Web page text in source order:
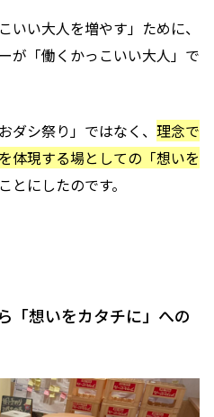
いい大人を増やす」ために、
が「働くかっこいい大人」で
ダシ祭り」ではなく、 理念で
体現する場としての「想いを
とにしたのです。
「想いをカタチに」への